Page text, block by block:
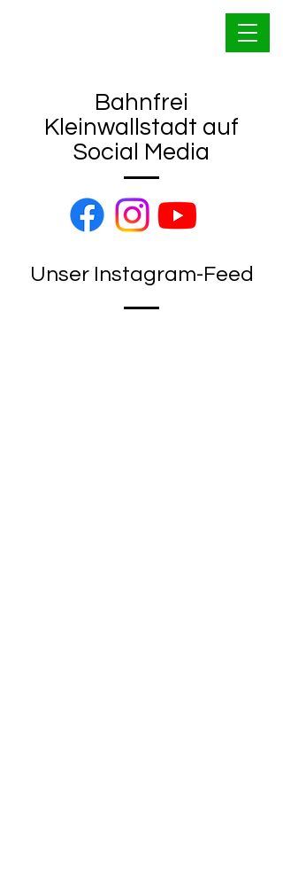
Bahnfrei
Kleinwallstadt auf
Social Media
Unser Instagram-Feed